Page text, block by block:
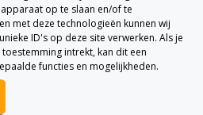
op te slaan en/of te
met deze technologieën kunnen wij
ID's op deze site verwerken. Als je
intrekt, kan dit een
functies en mogelijkheden.
tussen inbraak en diefst
wegnemen van andermans
toestemming.
iemand zonder toestemm